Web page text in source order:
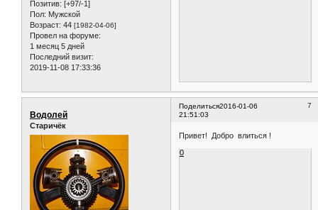
Позитив: [+97/-1]
Пол: Мужской
Возраст: 44 [1982-04-06]
Провел на форуме:
1 месяц 5 дней
Последний визит:
2019-11-08 17:33:36
Поделиться 7
2016-01-06
21:51:03
Водолей
Старичёк
Привет! Добро влиться !
0